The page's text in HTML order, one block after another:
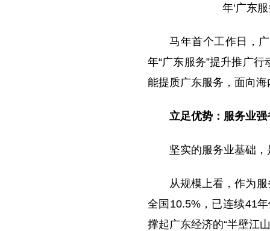
年‘广东
马年首个工作日，
年“广东服务”提升推广
能提质广东服务，面向海
立足优势：服务业
坚实的服务业基础，
从规模上看，作为
全国10.5%，已连续41
撑起广东经济的“半壁江